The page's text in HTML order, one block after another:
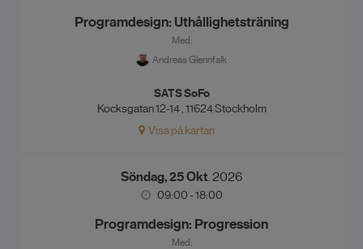
Programdesign: Uthållighetsträning
Med:
Andreas Glennfalk
SATS SoFo
Kocksgatan 12-14 , 11624 Stockholm
Visa på kartan
Söndag, 25 Okt. 2026
09:00 - 18:00
Programdesign: Progression
Med: